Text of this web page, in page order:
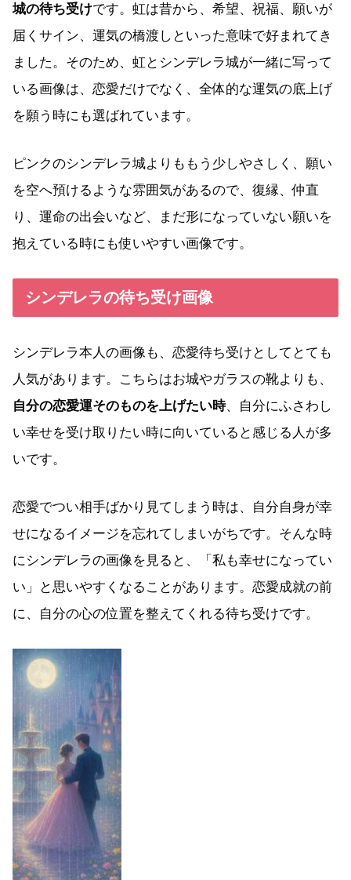
城の待ち受けです。虹は昔から、希望、祝福、願いが
届くサイン、運気の橋渡しといった意味で好まれてき
ました。そのため、虹とシンデレラ城が一緒に写って
いる画像は、恋愛だけでなく、全体的な運気の底上げ
を願う時にも選ばれています。
ピンクのシンデレラ城よりももう少しやさしく、願い
を空へ預けるような雰囲気があるので、復縁、仲直
り、運命の出会いなど、まだ形になっていない願いを
抱えている時にも使いやすい画像です。
シンデレラの待ち受け画像
シンデレラ本人の画像も、恋愛待ち受けとしてとても
人気があります。こちらはお城やガラスの靴よりも、
自分の恋愛運そのものを上げたい時、自分にふさわし
い幸せを受け取りたい時に向いていると感じる人が多
いです。
恋愛でつい相手ばかり見てしまう時は、自分自身が幸
せになるイメージを忘れてしまいがちです。そんな時
にシンデレラの画像を見ると、「私も幸せになってい
い」と思いやすくなることがあります。恋愛成就の前
に、自分の心の位置を整えてくれる待ち受けです。